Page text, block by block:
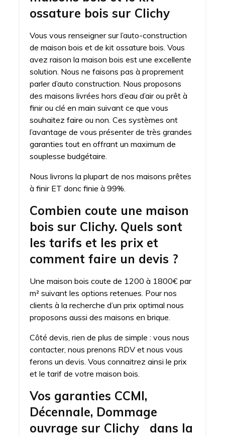
ossature bois sur Clichy
Vous vous renseigner sur l’auto-construction
de maison bois et de kit ossature bois. Vous
avez raison la maison bois est une excellente
solution. Nous ne faisons pas à proprement
parler d’auto construction. Nous proposons
des maisons livrées hors d’eau d’air ou prêt à
finir ou clé en main suivant ce que vous
souhaitez faire ou non. Ces systèmes ont
l’avantage de vous présenter de très grandes
garanties tout en offrant un maximum de
souplesse budgétaire.
Nous livrons la plupart de nos maisons prêtes
à finir ET donc finie à 99%.
Combien coute une maison
bois sur Clichy. Quels sont
les tarifs et les prix et
comment faire un devis ?
Une maison bois coute de 1200 à 1800€ par
m² suivant les options retenues. Pour nos
clients à la recherche d’un prix optimal nous
proposons aussi des maisons en brique.
Côté devis, rien de plus de simple : vous nous
contacter, nous prenons RDV et nous vous
ferons un devis. Vous connaitrez ainsi le prix
et le tarif de votre maison bois.
Vos garanties CCMI,
Décennale, Dommage
ouvrage sur Clichy dans la